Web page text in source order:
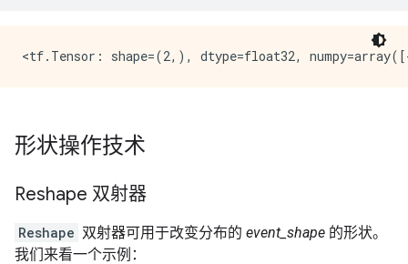
形状操作技术
Reshape 双射器
Reshape 双射器可用于改变分布的 event_shape 的形状。
我们来看一个示例：